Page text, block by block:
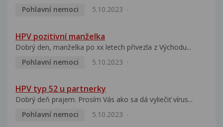
Pohlavní nemoci
5.10.2023
HPV pozitivní manželka
Dobrý den, manželka po xx letech přivezla z Východu...
Pohlavní nemoci
5.10.2023
HPV typ 52 u partnerky
Dobrý deň prajem. Prosím Vás ako sa dá vyliečiť vírus...
Pohlavní nemoci
5.10.2023